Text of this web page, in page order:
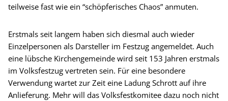
teilweise fast wie ein “schöpferisches Chaos” anmuten.
Erstmals seit langem haben sich diesmal auch wieder
Einzelpersonen als Darsteller im Festzug angemeldet. Auch
eine lübsche Kirchengemeinde wird seit 153 Jahren erstmals
im Volksfestzug vertreten sein. Für eine besondere
Verwendung wartet zur Zeit eine Ladung Schrott auf ihre
Anlieferung. Mehr will das Volksfestkomitee dazu noch nicht